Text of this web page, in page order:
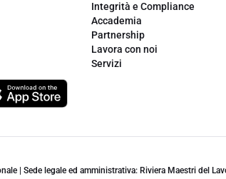
Integrità e Compliance
Accademia
Partnership
Lavora con noi
Servizi
| Sede legale ed amministrativa: Riviera Maestri del